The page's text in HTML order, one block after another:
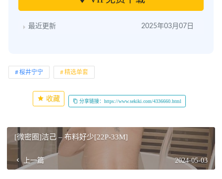
最近更新 2025年03月07日
桜井宁宁 精选单套
收藏 分享链接：https://www.sekiki.com/4336660.html
[微密圈]洁己 – 布料好少[22P-33M]
上一篇 2024-05-03